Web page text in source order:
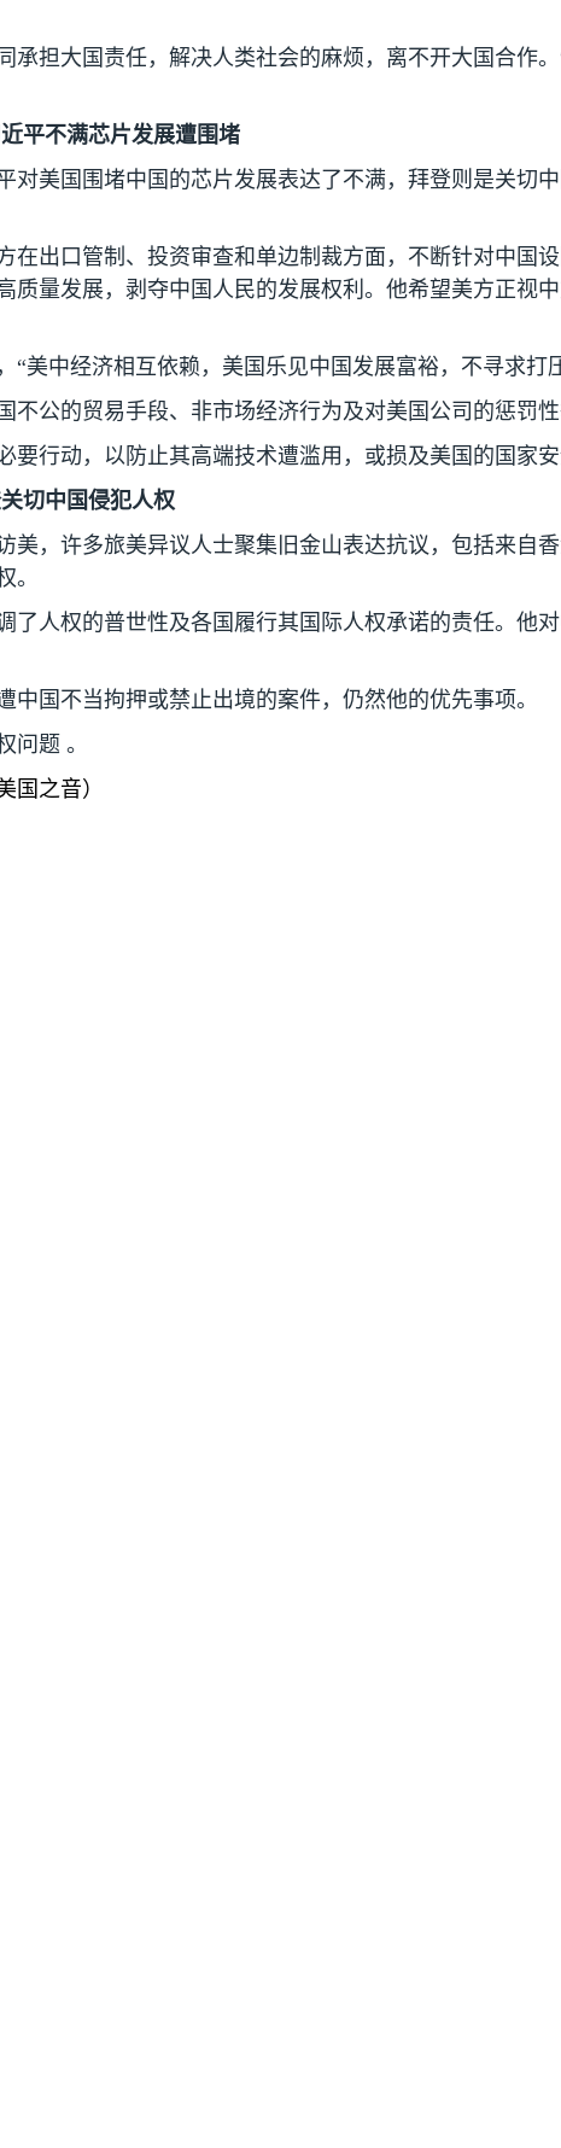
承担大国责任，解决人类社会的麻烦，离不开大国合作
平不满芯片发展遭围堵
对美国围堵中国的芯片发展表达了不满，拜登则是关切
在出口管制、投资审查和单边制裁方面，不断针对中国
质量发展，剥夺中国人民的发展权利。他希望美方正视
“美中经济相互依赖，美国乐见中国发展富裕，不寻求打
不公的贸易手段、非市场经济行为及对美国公司的惩罚
要行动，以防止其高端技术遭滥用，或损及美国的国家
切中国侵犯人权
美，许多旅美异议人士聚集旧金山表达抗议，包括来自
。
了人权的普世性及各国履行其国际人权承诺的责任。他
中国不当拘押或禁止出境的案件，仍然他的优先事项。
问题 。
国之音）